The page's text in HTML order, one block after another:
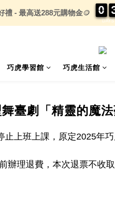
巧虎學習館 巧虎生活館
臺劇「精靈的魔
止上班上課，原定2025年
辦理退費，本次退票不收
禮 - 最高送288元購物金🪙
DAYS
0
0
0
0